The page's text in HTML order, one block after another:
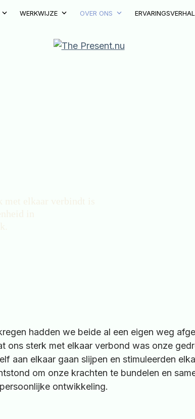
WERKWIJZE OVER ONS
met elkaar verbindt is
in
hadden we beide al een eigen weg
ons sterk met elkaar verbond was onze
aan elkaar gaan slijpen en stimuleerden
om onze krachten te bundelen en
ontwikkeling.